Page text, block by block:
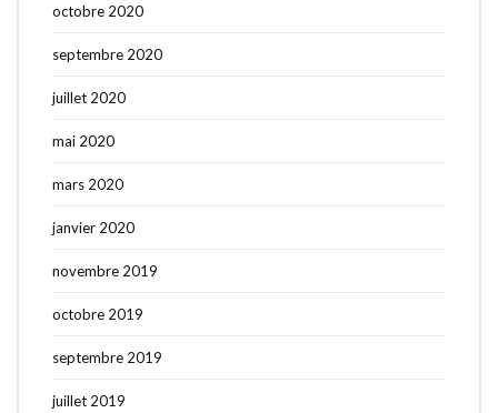
octobre 2020
septembre 2020
juillet 2020
mai 2020
mars 2020
janvier 2020
novembre 2019
octobre 2019
septembre 2019
juillet 2019